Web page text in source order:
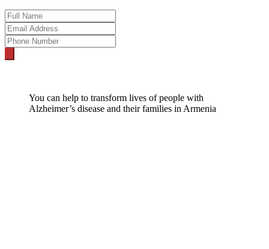
You can help to transform lives of people with
Alzheimer’s disease and their families in Armenia